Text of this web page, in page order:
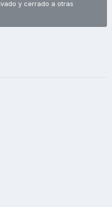
y cerrado a otras